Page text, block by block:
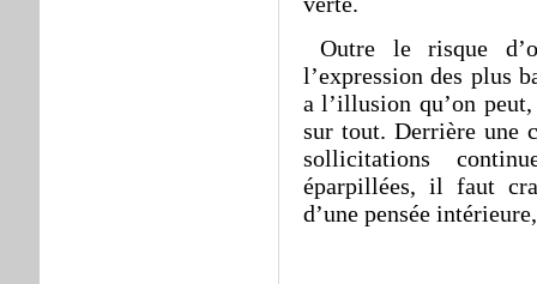
Outre le risque
l’expression des plus
a l’illusion qu’on
sur tout. Derrière une
sollicitations
éparpillées, il faut
d’une pensée